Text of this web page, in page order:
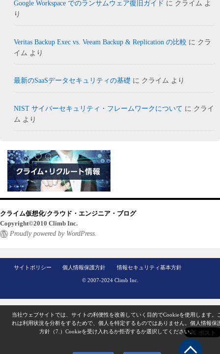
Google Workspace でのランサムウェア復旧ガイド に クライム よ
り
Veritas Backup Exec vs. Veeam Backup & Replication の比較 に クラ
イム より
最新のSaaSデータセキュリティの基礎 に クライム より
NIST サイバーセキュリティ・フレームワークについて に クライ
ム より
クライム仮想化/クラウド・エンジニア・ブログ
Copyright©2010 Climb Inc.
Proudly powered by WordPress.
サイトポリシー 個人情報保護方針 情報セキュリティ基本方針
© 2007-2024 Climb Inc.
当社ウェブサイトでは、サイトの利便性を改善していく目的でCookieを使用します。
れは利用状況を分析をするためで、個人を特定するものではありません。 個人情報保
方針（7.） Cookieを受け入れるか拒否するか選択してください。